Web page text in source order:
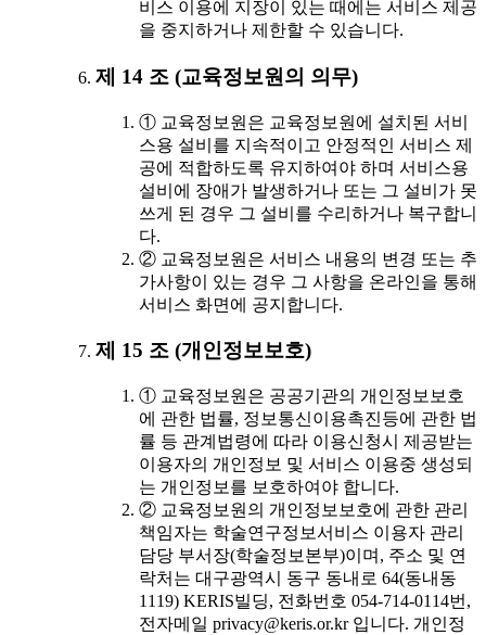
비스 이용에 지장이 있는 때에는 서비스 제공
을 중지하거나 제한할 수 있습니다.
제 14 조 (교육정보원의 의무)
① 교육정보원은 교육정보원에 설치된 서비
스용 설비를 지속적이고 안정적인 서비스 제
공에 적합하도록 유지하여야 하며 서비스용
설비에 장애가 발생하거나 또는 그 설비가 못
쓰게 된 경우 그 설비를 수리하거나 복구합니
다.
② 교육정보원은 서비스 내용의 변경 또는 추
가사항이 있는 경우 그 사항을 온라인을 통해
서비스 화면에 공지합니다.
제 15 조 (개인정보보호)
① 교육정보원은 공공기관의 개인정보보호
에 관한 법률, 정보통신이용촉진등에 관한 법
률 등 관계법령에 따라 이용신청시 제공받는
이용자의 개인정보 및 서비스 이용중 생성되
는 개인정보를 보호하여야 합니다.
② 교육정보원의 개인정보보호에 관한 관리
책임자는 학술연구정보서비스 이용자 관리
담당 부서장(학술정보본부)이며, 주소 및 연
락처는 대구광역시 동구 동내로 64(동내동
1119) KERIS빌딩, 전화번호 054-714-0114번,
전자메일 privacy@keris.or.kr 입니다. 개인정